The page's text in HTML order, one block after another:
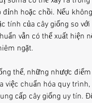
đỉnh hoặc chồi. Nếu
tính của cây giống so
vẫn có thể xuất hiện
ngặt.
thể, những nhược
việc chuẩn hóa quy
cấp cây giống uy tín.